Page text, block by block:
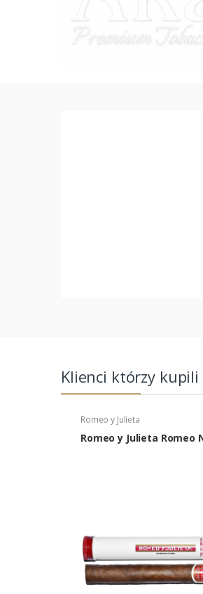
Klienci którzy
Romeo y Julieta
Romeo y Julieta Romeo